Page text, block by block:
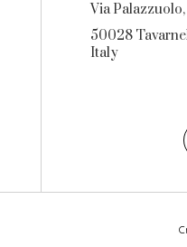
Via Palazzuolo,
50028
Italy